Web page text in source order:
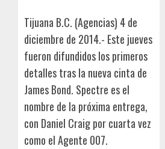
Tijuana B.C. (Agencias) 4 de
diciembre de 2014.- Este jueves
fueron difundidos los primeros
detalles tras la nueva cinta de
James Bond. Spectre es el
nombre de la próxima entrega,
con Daniel Craig por cuarta vez
como el Agente 007.